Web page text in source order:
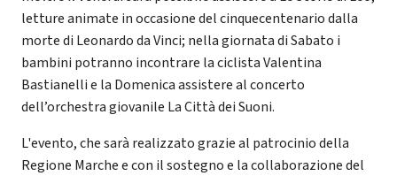
letture animate in occasione del cinquecentenario dalla
morte di Leonardo da Vinci; nella giornata di Sabato i
bambini potranno incontrare la ciclista Valentina
Bastianelli e la Domenica assistere al concerto
dell’orchestra giovanile La Città dei Suoni.
L'evento, che sarà realizzato grazie al patrocinio della
Regione Marche e con il sostegno e la collaborazione del